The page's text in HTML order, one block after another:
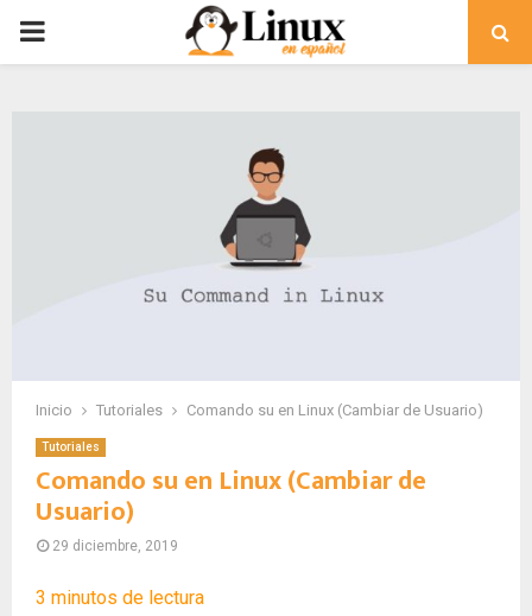
PRIMARY
Inicio Tutoriales Comando su en Linux (Cambiar de Usuario)
Tutoriales
Comando su en Linux (Cambiar de
Usuario)
29 diciembre, 2019
3 minutos de lectura